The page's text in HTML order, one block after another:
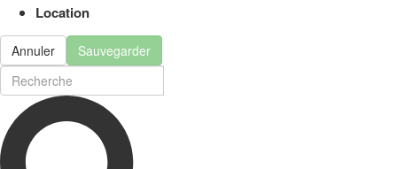
Location
Annuler Sauvegarder